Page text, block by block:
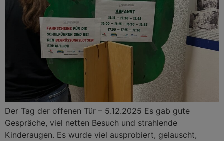
Der Tag der offenen Tür – 5.12.2025 Es gab gute
Gespräche, viel netten Besuch und strahlende
Kinderaugen. Es wurde viel ausprobiert, gelauscht,